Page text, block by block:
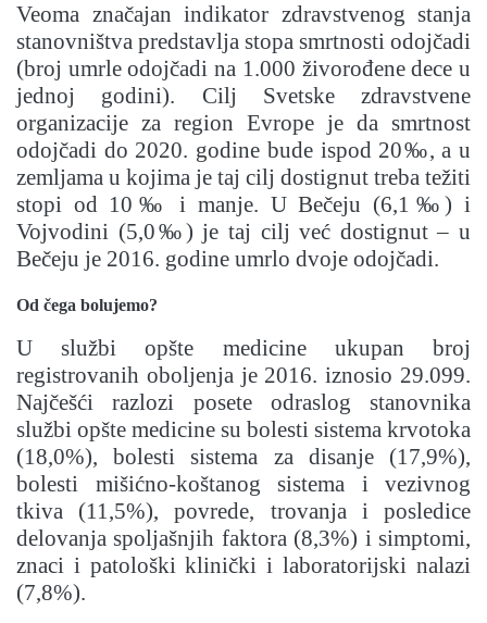
Veoma značajan indikator zdravstvenog stanja
stanovništva predstavlja stopa smrtnosti odojčadi
(broj umrle odojčadi na 1.000 živorođene dece u
jednoj godini). Cilj Svetske zdravstvene
organizacije za region Evrope je da smrtnost
odojčadi do 2020. godine bude ispod 20‰, a u
zemljama u kojima je taj cilj dostignut treba težiti
stopi od 10‰ i manje. U Bečeju (6,1‰) i
Vojvodini (5,0‰) je taj cilj već dostignut – u
Bečeju je 2016. godine umrlo dvoje odojčadi.
Od čega bolujemo?
U službi opšte medicine ukupan broj
registrovanih oboljenja je 2016. iznosio 29.099.
Najčešći razlozi posete odraslog stanovnika
službi opšte medicine su bolesti sistema krvotoka
(18,0%), bolesti sistema za disanje (17,9%),
bolesti mišićno-koštanog sistema i vezivnog
tkiva (11,5%), povrede, trovanja i posledice
delovanja spoljašnjih faktora (8,3%) i simptomi,
znaci i patološki klinički i laboratorijski nalazi
(7,8%).